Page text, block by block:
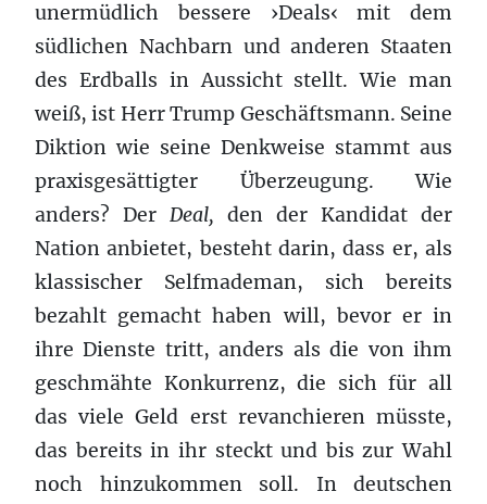
unermüdlich bessere ›Deals‹ mit dem
südlichen Nachbarn und anderen Staaten
des Erdballs in Aussicht stellt. Wie man
weiß, ist Herr Trump Geschäftsmann. Seine
Diktion wie seine Denkweise stammt aus
praxisgesättigter Überzeugung. Wie
anders? Der Deal, den der Kandidat der
Nation anbietet, besteht darin, dass er, als
klassischer Selfmademan, sich bereits
bezahlt gemacht haben will, bevor er in
ihre Dienste tritt, anders als die von ihm
geschmähte Konkurrenz, die sich für all
das viele Geld erst revanchieren müsste,
das bereits in ihr steckt und bis zur Wahl
noch hinzukommen soll. In deutschen